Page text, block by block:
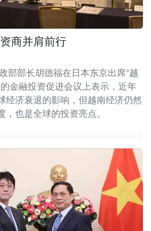
商并肩前行
部部长胡德福在日本东京出席“越
金融投资促进会议上表示，近年
经济衰退的影响，但越南经济仍然
，也是全球的投资亮点。